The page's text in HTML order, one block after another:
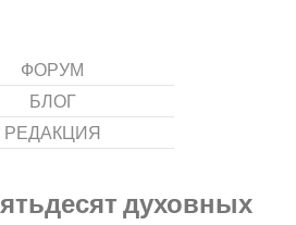
ФОРУМ
БЛОГ
РЕДАКЦИЯ
духовных